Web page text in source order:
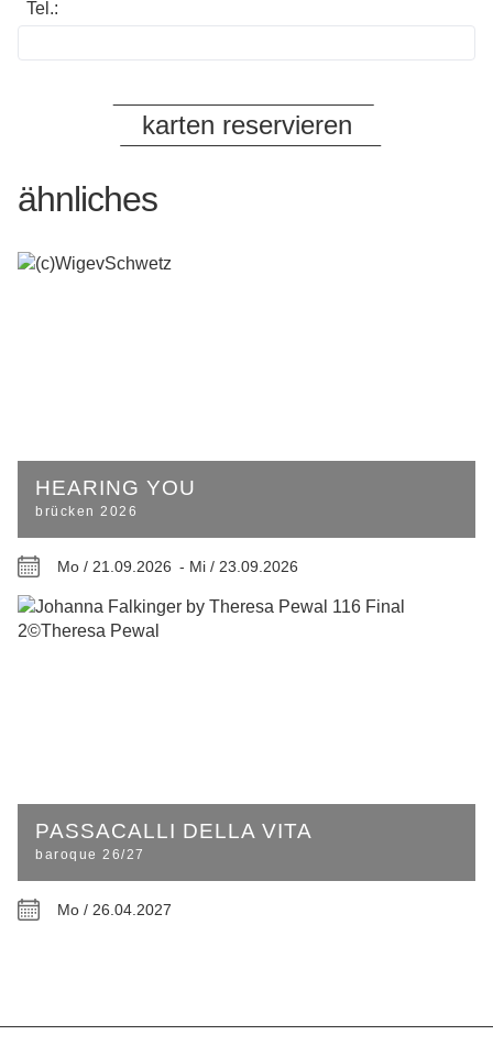
Tel.:
ähnliches
HEARING YOU
brücken 2026
Mo / 21.09.2026 - Mi / 23.09.2026
PASSACALLI DELLA VITA
baroque 26/27
Mo / 26.04.2027